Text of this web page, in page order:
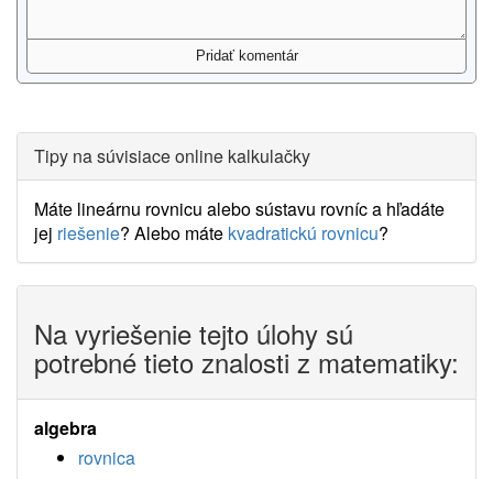
Tipy na súvisiace online kalkulačky
Máte lineárnu rovnicu alebo sústavu rovníc a hľadáte
jej riešenie? Alebo máte kvadratickú rovnicu?
Na vyriešenie tejto úlohy sú
potrebné tieto znalosti z matematiky:
algebra
rovnica